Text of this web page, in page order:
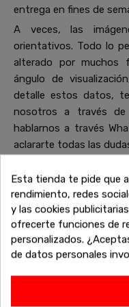
entrega en fines de
A veces, las
orientativos. Todo lo
alterado por muchos
ángulo de
detalle estos datos,
nosotros a través
hablarnos a través
aclararte todas las
Productos de
que
baldas
armarios y otros
Esta tienda te pide que
rendimiento, redes
y las cookies
ofrecerte funciones de
personalizados.
de datos personales